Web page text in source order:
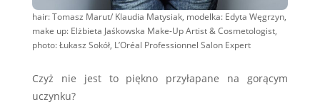
hair: Tomasz Marut/ Klaudia Matysiak, modelka: Edyta Węgrzyn,
make up: Elżbieta Jaśkowska Make-Up Artist & Cosmetologist,
photo: Łukasz Sokół, L’Oréal Professionnel Salon Expert
Czyż nie jest to piękno przyłapane na gorącym
uczynku?